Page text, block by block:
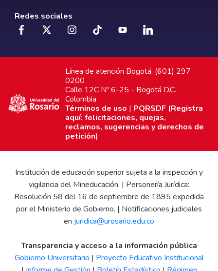
Redes sociales
Línea de atención Bogotá: (601) 297
0200
Calle 12C Nº 6-25 - Bogotá D.C.
Colombia
Términos de uso | PQRSDF (Registra
aquí: felicitaciones, quejas,
reclamos, sugerencias y derechos de
petición)
Institución de educación superior sujeta a la inspección y
vigilancia del Mineducación. | Personería Jurídica:
Resolución 58 del 16 de septiembre de 1895 expedida
por el Ministerio de Gobierno. | Notificaciones judiciales
en juridica@urosario.edu.co
Transparencia y acceso a la información pública
Gobierno Universitario | Proyecto Educativo Institucional